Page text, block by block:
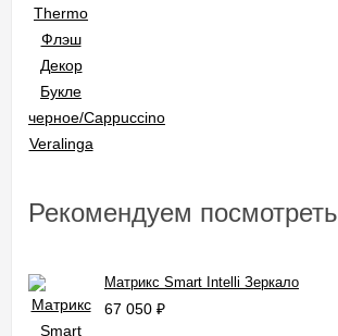
Рекомендуем посмотреть
Матрикс Smart Intelli Зеркало
67 050 ₽